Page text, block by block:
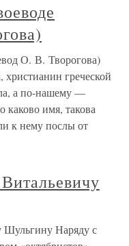
О. В. Творогова)
греческой
а по-нашему —
каково имя, такова
к нему послы от
Шульгину Наряду с